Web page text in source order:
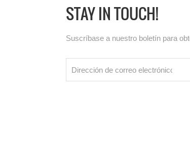
STAY IN TOUCH!
Suscríbase a nuestro boletín para